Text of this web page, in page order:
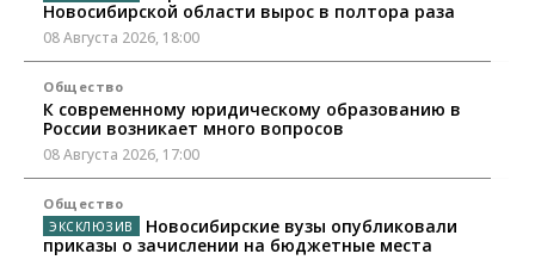
Новосибирской области вырос в полтора раза
08 Августа 2026, 18:00
Общество
К современному юридическому образованию в
России возникает много вопросов
08 Августа 2026, 17:00
Общество
Новосибирские вузы опубликовали
приказы о зачислении на бюджетные места